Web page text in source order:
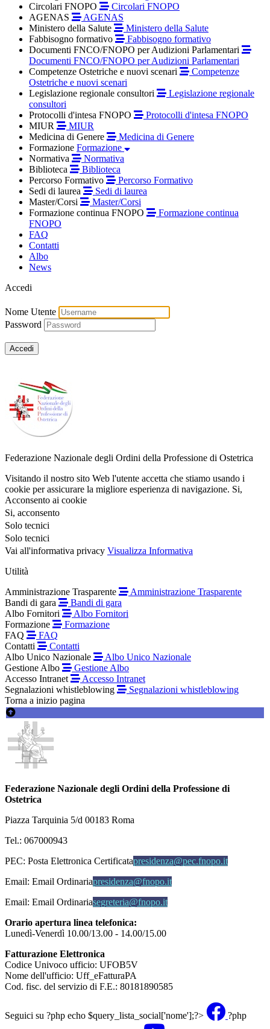
Circolari FNOPO
Circolari FNOPO
AGENAS
AGENAS
Ministero della Salute
Ministero della Salute
Fabbisogno formativo
Fabbisogno formativo
Documenti FNCO/FNOPO per Audizioni Parlamentari
Documenti FNCO/FNOPO per Audizioni Parlamentari
Competenze Ostetriche e nuovi scenari
Competenze
Ostetriche e nuovi scenari
Legislazione regionale consultori
Legislazione regionale
consultori
Protocolli d'intesa FNOPO
Protocolli d'intesa FNOPO
MIUR
MIUR
Medicina di Genere
Medicina di Genere
Formazione Formazione
Normativa
Normativa
Biblioteca
Biblioteca
Percorso Formativo
Percorso Formativo
Sedi di laurea
Sedi di laurea
Master/Corsi
Master/Corsi
Formazione continua FNOPO
Formazione continua
FNOPO
FAQ
Contatti
Albo
News
Accedi
Nome Utente
Password
Federazione Nazionale degli Ordini della Professione di Ostetrica
Visitando il nostro sito Web l'utente accetta che stiamo usando i
cookie per assicurare la migliore esperienza di navigazione. Si,
Acconsento ai cookie
Si, acconsento
Solo tecnici
Solo tecnici
Vai all'informativa privacy Visualizza Informativa
Utilità
Amministrazione Trasparente
Amministrazione Trasparente
Bandi di gara
Bandi di gara
Albo Fornitori
Albo Fornitori
Formazione
Formazione
FAQ
FAQ
Contatti
Contatti
Albo Unico Nazionale
Albo Unico Nazionale
Gestione Albo
Gestione Albo
Accesso Intranet
Accesso Intranet
Segnalazioni whistleblowing
Segnalazioni whistleblowing
Torna a inizio pagina
Federazione Nazionale degli Ordini della Professione di
Ostetrica
Piazza Tarquinia 5/d 00183 Roma
Tel.: 067000943
PEC: Posta Elettronica Certificatapresidenza@pec.fnopo.it
Email: Email Ordinariapresidenza@fnopo.it
Email: Email Ordinariasegreteria@fnopo.it
Orario apertura linea telefonica:
Lunedì-Venerdì 10.00/13.00 - 14.00/15.00
Fatturazione Elettronica
Codice Univoco ufficio: UFOB5V
Nome dell'ufficio: Uff_eFatturaPA
Cod. fisc. del servizio di F.E.: 80181890585
Seguici su ?php echo $query_lista_social['nome'];?>
?php